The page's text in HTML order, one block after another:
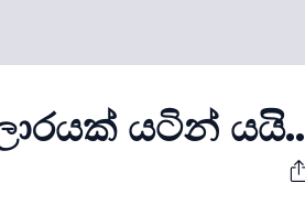
යටින් යයි..